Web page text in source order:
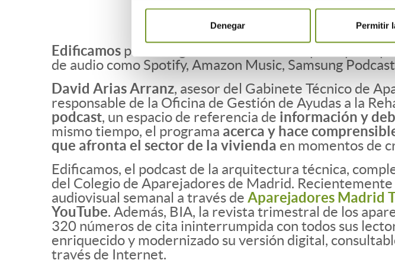
Denegar Permitir
Edificamos puede seguirse a través de las principales
de audio como Spotify, Amazon Music, Samsung
David Arias Arranz, asesor del Gabinete Técnico de
responsable de la Oficina de Gestión de Ayudas a la
podcast, un espacio de referencia de información y
mismo tiempo, el programa acerca y hace
que afronta el sector de la vivienda en momentos de
Edificamos, el podcast de la arquitectura técnica,
del Colegio de Aparejadores de Madrid.
audiovisual semanal a través de Aparejadores Madrid
YouTube. Además, BIA, la revista trimestral de los
320 números de cita ininterrumpida con todos sus
enriquecido y modernizado su versión digital,
través de Internet.